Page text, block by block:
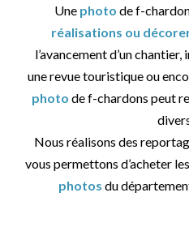
Une photo de f-
réalisations ou
l’avancement d’un
une revue touristique ou
photo de f-chardons peut
Nous réalisons des
vous permettons d’acheter
photos du